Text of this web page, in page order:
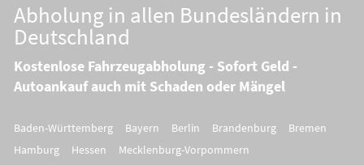
Abholung in allen Bundesländern in
Deutschland
Kostenlose Fahrzeugabholung - Sofort Geld -
Autoankauf auch mit Schaden oder Mängel
Baden-Württemberg Bayern Berlin Brandenburg
Bremen
Hamburg
Hessen
Mecklenburg-Vorpommern